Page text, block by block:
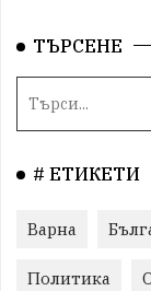
ТЪРСЕНЕ
# ЕТИКЕТИ
Варна
Политика